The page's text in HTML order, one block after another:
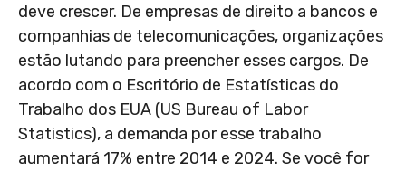
deve crescer. De empresas de direito a bancos e
companhias de telecomunicações, organizações
estão lutando para preencher esses cargos. De
acordo com o Escritório de Estatísticas do
Trabalho dos EUA (US Bureau of Labor
Statistics), a demanda por esse trabalho
aumentará 17% entre 2014 e 2024. Se você for